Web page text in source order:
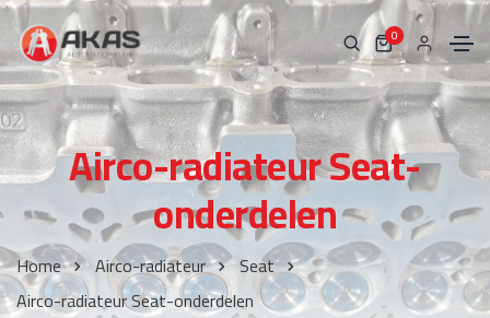
0
Airco-radiateur Seat-
onderdelen
Home Airco-radiateur
Seat
Airco-radiateur Seat-onderdelen